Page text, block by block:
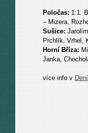
Poločas: 1:1.
– Mizera.
Sušice:
Prchlík, Vrhel,
Horní Bříza:
Janka,
více info v